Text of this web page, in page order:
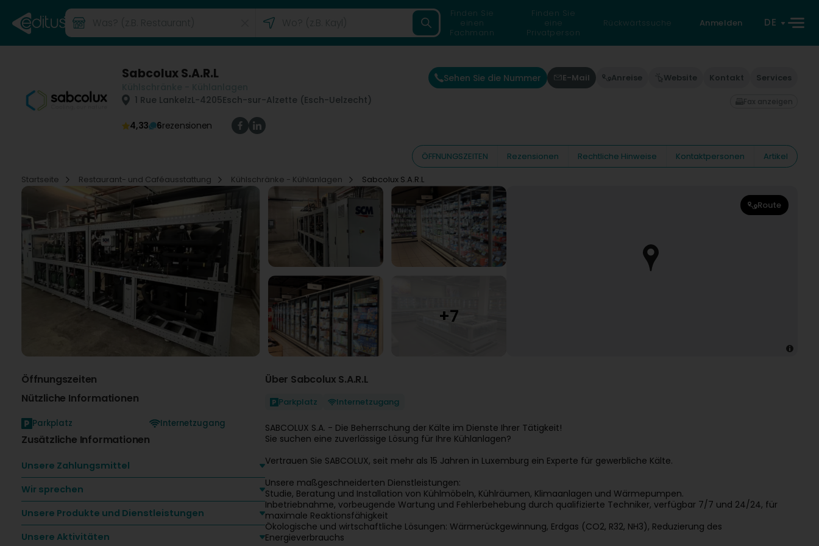
Finden Sie
einen
Fachmann
Finden Sie
eine
Privatperson
Rückwärtssuche Anmelden DE
Sabcolux S.A.R.L
1 Rue LankelzL-4205Esch-sur-Alzette (Esch-Uelzecht)
4,33 6rezensionen
Sehen Sie die Nummer E-Mail Anreise Website Kontakt Services
Fax anzeigen
ÖFFNUNGSZEITEN Rezensionen Rechtliche Hinweise Kontaktpersonen
Artikel
Startseite
Restaurant- und Caféausstattung Kühlschränke - Kühlanlagen Sabcolux S.A.R.L
Route
Öffnungszeiten
Nützliche Informationen
Parkplatz Internetzugang
Zusätzliche Informationen
Unsere Zahlungsmittel
Wir sprechen
Unsere Produkte und Dienstleistungen
Unsere Aktivitäten
Über Sabcolux S.A.R.L
Parkplatz Internetzugang
SABCOLUX S.A. - Die Beherrschung der Kälte im Dienste Ihrer Tätigkeit!
Sie suchen eine zuverlässige Lösung für Ihre Kühlanlagen?
Vertrauen Sie SABCOLUX, seit mehr als 15 Jahren in Luxemburg ein Experte für gewerbliche Kälte.
Unsere maßgeschneiderten Dienstleistungen:
Studie, Beratung und Installation von Kühlmöbeln, Kühlräumen, Klimaanlagen und Wärmepumpen.
Inbetriebnahme, vorbeugende Wartung und Fehlerbehebung durch qualifizierte Techniker, verfügbar 7/7 und 24/24, für
maximale Reaktionsfähigkeit
Ökologische und wirtschaftliche Lösungen: Wärmerückgewinnung, Erdgas (CO2, R32, NH3), Reduzierung des
Energieverbrauchs